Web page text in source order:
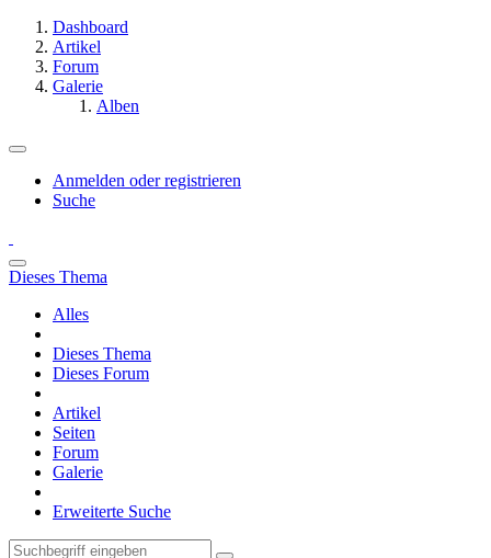
Dashboard
Artikel
Forum
Galerie
Alben
Anmelden oder registrieren
Suche
Dieses Thema
Alles
Dieses Thema
Dieses Forum
Artikel
Seiten
Forum
Galerie
Erweiterte Suche